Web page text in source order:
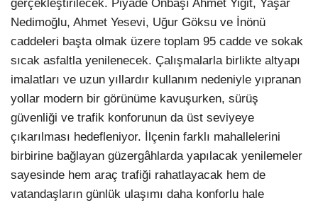
gerçekleştirilecek. Piyade Onbaşı Ahmet Yiğit, Yaşar
Nedimoğlu, Ahmet Yesevi, Uğur Göksu ve İnönü
caddeleri başta olmak üzere toplam 95 cadde ve sokak
sıcak asfaltla yenilenecek. Çalışmalarla birlikte altyapı
imalatları ve uzun yıllardır kullanım nedeniyle yıpranan
yollar modern bir görünüme kavuşurken, sürüş
güvenliği ve trafik konforunun da üst seviyeye
çıkarılması hedefleniyor. İlçenin farklı mahallelerini
birbirine bağlayan güzergâhlarda yapılacak yenilemeler
sayesinde hem araç trafiği rahatlayacak hem de
vatandaşların günlük ulaşımı daha konforlu hale